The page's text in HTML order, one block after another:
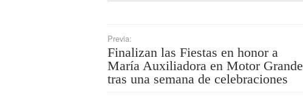
Previa:
Finalizan las Fiestas en honor a
María Auxiliadora en Motor Grande
tras una semana de celebraciones